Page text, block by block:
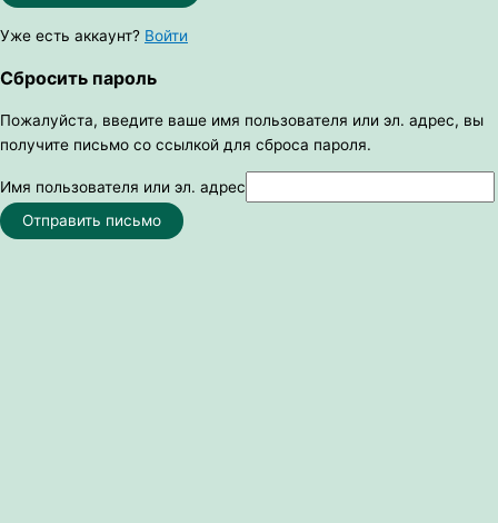
Уже есть аккаунт? Войти
Сбросить пароль
Пожалуйста, введите ваше имя пользователя или эл. адрес, вы
получите письмо со ссылкой для сброса пароля.
Имя пользователя или эл. адрес
Отправить письмо